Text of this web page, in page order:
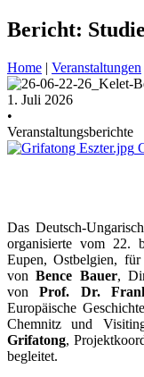
Bericht:
Home | Veranstaltungen
1. Juli 2026
•
Veranstaltungsberichte
Das Deutsch-
organisierte vom 22.
Eupen, Ostbelgien,
vonBence Bauer,
von Prof. Dr.
Europäische
Chemnitz und
Grifatong,
begleitet.